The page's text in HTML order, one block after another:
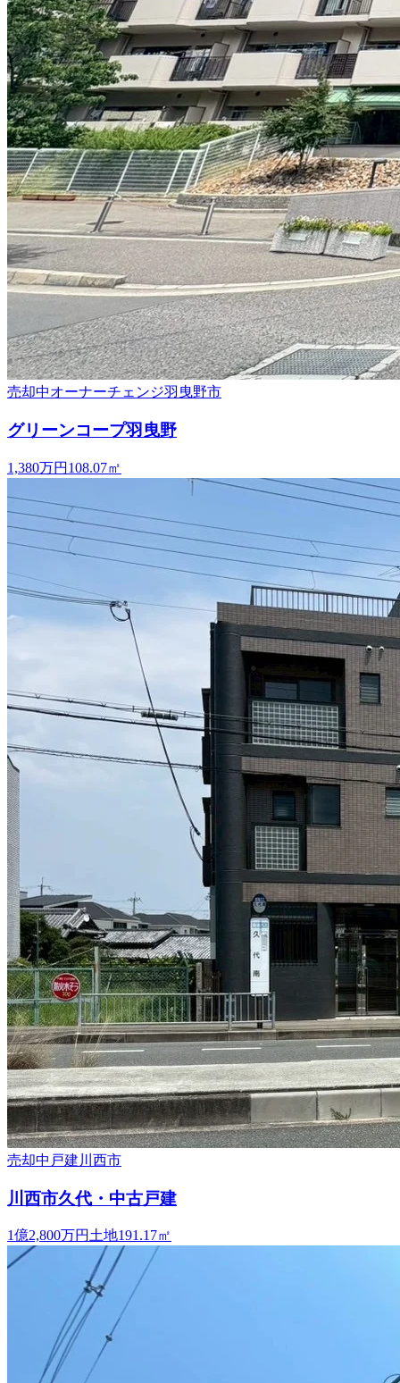
売却中オーナーチェンジ羽曳野市
グリーンコープ羽曳野
1,380万円 108.07㎡
売却中 戸建 川西市
川西市久代・中古戸建
1億2,800万円 土地191.17㎡